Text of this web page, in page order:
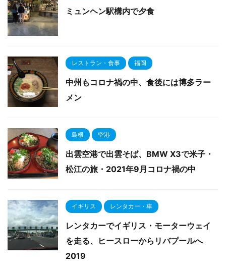
ミュンヘン駅構内で夕食
レストラン・食事 福岡
中州もコロナ禍の中、食後には博多ラー
メン
島根 空港
出雲空港で出雲そば、BMW X3で米子・
松江の旅・2021年9月コロナ禍の中
イギリス レンタカー・車
レンタカーでイギリス・モーターウェイ
を走る、ヒースローからリバプールへ
2019